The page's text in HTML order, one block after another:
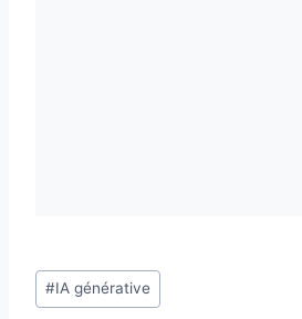
Étiquettes
de
#IA générative